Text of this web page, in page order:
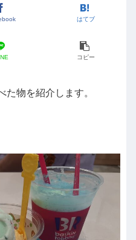
はてブ
コピー
た物を紹介します。